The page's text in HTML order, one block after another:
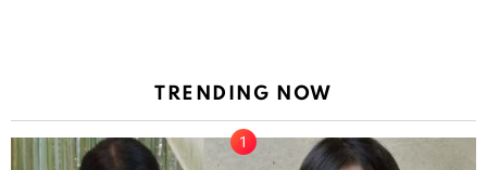
TRENDING NOW